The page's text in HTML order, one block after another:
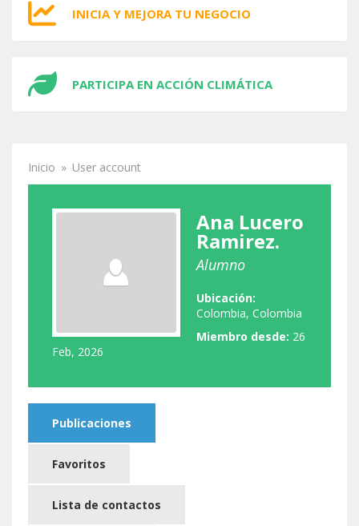
INICIA Y MEJORA TU NEGOCIO
PARTICIPA EN ACCIÓN CLIMÁTICA
Se encuentra usted aquí
Inicio » User account
Ana Lucero
Ramirez.
Alumno
Ubicación:
Colombia, Colombia
Miembro desde: 26
Feb, 2026
Publicaciones
Favoritos
Lista de contactos